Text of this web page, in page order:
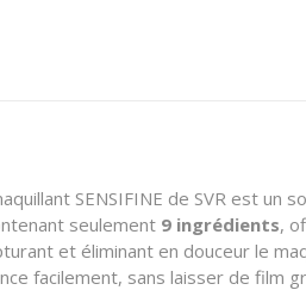
SENSIFINE de SVR est
seulement 9 ingrédients,
et éliminant en douceur le
facilement, sans laisser de film